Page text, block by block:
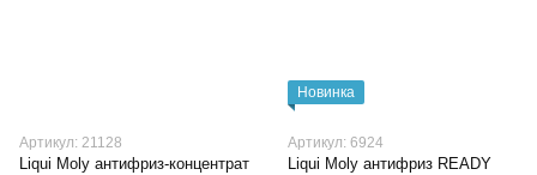
Артикул: 21128
Liqui Moly антифриз-концентрат
Новинка
Артикул: 6924
Liqui Moly антифриз READY